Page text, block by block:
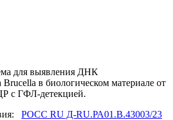
для выявления ДНК
в биологическом материале от
с ГФЛ-детекцией.
РОСС RU Д-RU.РА01.В.43003/23